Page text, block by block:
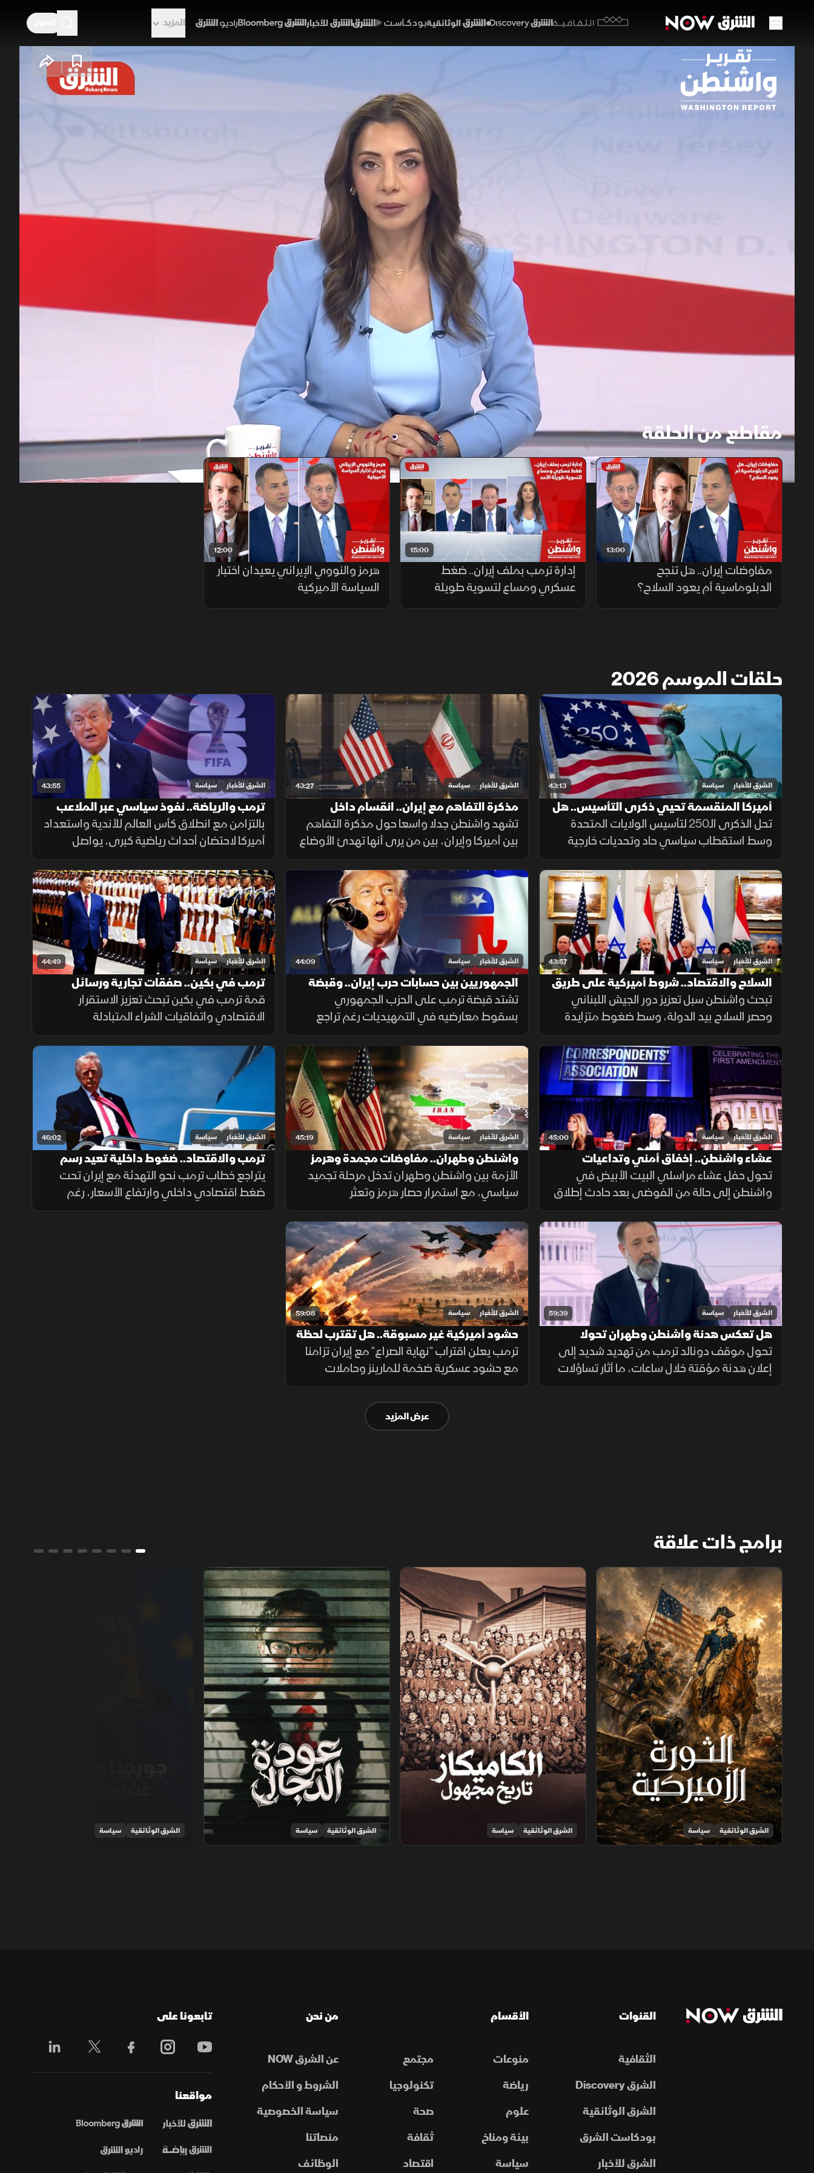
الثقافية
المزيد
1x auto
ضغط جمهوري يضع ترمب في موقف دفاعي
بشأن إيران
سياسة
تسببت رسائل واشنطن المتقلبة بين التهدئة والتصعيد العسكري في إرباك المشهد، ما دفع صقور الحزب
الجمهوري للاعتراض والتحذير من تكرار اتفاق أوباما النووي مع إيران. هذا الضغط وضع الرئيس ترمب في
موقف دفاعي، فسارع لطمأنة المشككين بأن أي اتفاق قادم سيكون نقيضا تاما لاتفاق أوباما "الكارثي"،
دونالد ترمب الكونجرس الأميركي إيران الحزب الجمهوري
مقاطع من الحلقة
13:00
مفاوضات إيران.. هل تنجح
الدبلوماسية أم يعود السلاح؟
15:00
إدارة ترمب بملف إيران.. ضغط
عسكري ومساع لتسوية طويلة
الأمد
12:00
هرمز والنووي الإيراني يعيدان اختبار
السياسة الأميركية
حلقات الموسم 2026
43:13 الشرق للأخبار سياسة
أميركا المنقسمة تحيي ذكرى التأسيس.. هل
يصمد الحلم الأميركي؟تحل الذكرى الـ250 لتأسيس الولايات المتحدة
وسط استقطاب سياسي حاد وتحديات خارجية
متزايدة، فيما تثير خطوات الرئيس دونالد ترامب
جدلاً واسعاً حول دلالات الاحتفال ومستقبل
الوحدة الوطنية.
43:27 الشرق للأخبار سياسة
مذكرة التفاهم مع إيران.. انقسام داخل
المشهد الأميركي
تشهد واشنطن جدلا واسعا حول مذكرة التفاهم
بين أميركا وإيران، بين من يرى أنها تهدئ الأوضاع
وتخفض الأسعار، ومن يحذر من تنازلات مالية
كبيرة وتخفيف للعقوبات على طهران.
43:55 الشرق للأخبار سياسة
ترمب والرياضة.. نفوذ سياسي عبر الملاعب
بالتزامن مع انطلاق كأس العالم للأندية واستعداد
أميركا لاحتضان أحداث رياضية كبرى، يواصل
الرئيس دونالد ترمب حضوره المكثف في
الملاعب والبطولات، في خطوة يراها مؤيدون
وسيلة للتواصل مع الجمهور.
43:57 الشرق للأخبار سياسة
السلاح والاقتصاد.. شروط أميركية على طريق
الاستقرار في لبنان
تبحث واشنطن سبل تعزيز دور الجيش اللبناني
وحصر السلاح بيد الدولة، وسط ضغوط متزايدة
على حزب الله ومتابعة حثيثة من الكونغرس. فهل
تنجح بيروت في تلبية المطالب الأميركية وتفادي
التصعيد؟
44:09 الشرق للأخبار سياسة
الجمهوريين بين حسابات حرب إيران.. وقبضة
ترمب الانتخابية
تشتد قبضة ترمب على الحزب الجمهوري
بسقوط معارضيه في التمهيديات رغم تراجع
شعبيته. وتعمق حرب إيران تعقيد المشهد، ليجد
الحزب نفسه بمواجهة اختبار مصيري يوازن فيه
بين غضب الناخبين واسترضاء ترمب.
44:49 الشرق للأخبار سياسة
ترمب في بكين.. صفقات تجارية ورسائل
سياسية تتجاوز آسيا
قمة ترمب في بكين تبحث تعزيز الاستقرار
الاقتصادي واتفاقيات الشراء المتبادلة
وبروتوكولات حماية تقنيات الذكاء الاصطناعي
في ظل محاولات أميركا لخفض التصعيد وحل
الملفات العالقة وضمان أمن الممرات المائية.
45:00 الشرق للأخبار سياسة
عشاء واشنطن.. إخفاق أمني وتداعيات
سياسية
تحول حفل عشاء مراسلي البيت الأبيض في
واشنطن إلى حالة من الفوضى بعد حادث إطلاق
نار مفاجئ، ما أثار تساؤلات حول كفاءة الإجراءات
الأمنية، ودور الخطاب السياسي والإعلامي في
45:19 الشرق للأخبار سياسة
واشنطن وطهران.. مفاوضات مجمدة وهرمز
في قلب حرب بلا حسم
الأزمة بين واشنطن وطهران تدخل مرحلة تجميد
سياسي، مع استمرار حصار هرمز وتعثر
المفاوضات. لا اتفاق قريباً ولا عودة واضحة
للحرب، بينما يحاول كل طرف فرض شروطه قبل
العودة إلى الطاولة الدبلوماسية.
46:02 الشرق للأخبار سياسة
ترمب والاقتصاد.. ضغوط داخلية تعيد رسم
موقف الحرب
يتراجع خطاب ترمب نحو التهدئة مع إيران تحت
ضغط اقتصادي داخلي وارتفاع الأسعار، رغم
استمرار الحشود العسكرية، وسط ترقب
59:39 الشرق للأخبار سياسة
هل تعكس هدنة واشنطن وطهران تحولا
سياسيا أم مناورة؟
تحول موقف دونالد ترمب من تهديد شديد إلى
إعلان هدنة مؤقتة خلال ساعات، ما أثار تساؤلات
حول طبيعة القرار، وما إذا كان يعكس ضغوطا
59:08 الشرق للأخبار سياسة
حشود أميركية غير مسبوقة.. هل تقترب لحظة
الحسم مع إيران؟
ترمب يعلن اقتراب "نهاية الصراع" مع إيران تزامنا
مع حشود عسكرية ضخمة للمارينز وحاملات
الطائرات، وتتزايد التكهنات بين سيناريوهات الغزو
البري أو الضغط العسكري لإجبار طهران على
التنازل خلال أسابيع.
عرض المزيد
برامج ذات علاقة
الثورة الأميركية
الشرق الوثائقية سياسة
الكاميكاز.. تاريخ مجهول
الشرق الوثائقية سياسة
عودة الدجال
الشرق الوثائقية سياسة الشرق الوثائقية سياسة
القنوات
الثقافية
الشرق Discovery
الشرق الوثائقية
بودكاست الشرق
الشرق للأخبار
الأقسام
منوعات
مجتمع
رياضة
تكنولوجيا
علوم
صحة
بيئة ومناخ
ثقافة
سياسة
اقتصاد
من نحن
عن الشرق NOW
الشروط و الأحكام
سياسة الخصوصية
منصاتنا
الوظائف
تابعونا على
مواقعنا